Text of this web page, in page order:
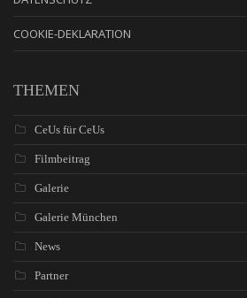
COOKIE-DEKLARATION
THEMEN
CeUs für CeUs
Filmbeitrag
Galerie
Galerie München
News
Partner